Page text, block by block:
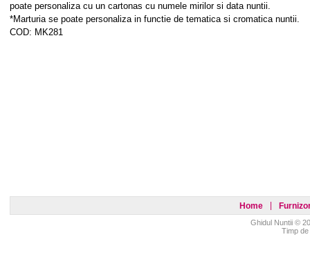
poate personaliza cu un cartonas cu numele mirilor si data nuntii.
*Marturia se poate personaliza in functie de tematica si cromatica nuntii.
COD: MK281
Home
Ghidul Nuntii ©
Timp